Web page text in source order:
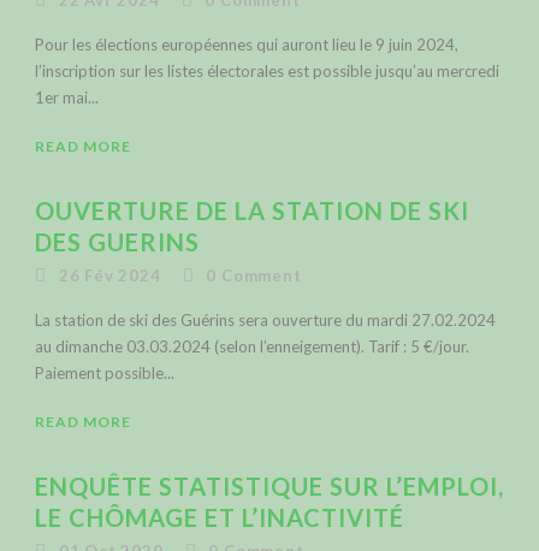
Pour les élections européennes qui auront lieu le 9 juin 2024,
l’inscription sur les listes électorales est possible jusqu’au mercredi
1er mai...
READ MORE
OUVERTURE DE LA STATION DE SKI
DES GUERINS
26 Fév 2024 0 Comment
La station de ski des Guérins sera ouverture du mardi 27.02.2024
au dimanche 03.03.2024 (selon l’enneigement). Tarif : 5 €/jour.
Paiement possible...
READ MORE
ENQUÊTE STATISTIQUE SUR L’EMPLOI,
LE CHÔMAGE ET L’INACTIVITÉ